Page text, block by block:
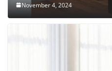
November 4, 2024